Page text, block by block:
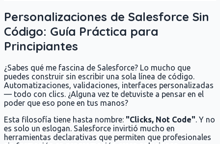
Personalizaciones de Salesforce Sin
Código: Guía Práctica para
Principiantes
¿Sabes qué me fascina de Salesforce? Lo mucho que
puedes construir sin escribir una sola línea de código.
Automatizaciones, validaciones, interfaces personalizadas
— todo con clics. ¿Alguna vez te detuviste a pensar en el
poder que eso pone en tus manos?
Esta filosofía tiene hasta nombre: "Clicks, Not Code". Y no
es solo un eslogan. Salesforce invirtió mucho en
herramientas declarativas que permiten que profesionales